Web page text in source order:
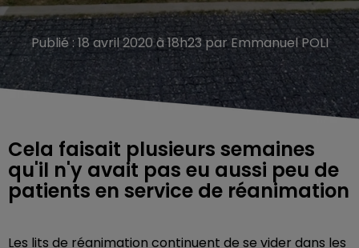
Publié : 18 avril 2020 à 18h23 par Emmanuel POLI
Cela faisait plusieurs semaines
qu'il n'y avait pas eu aussi peu de
patients en service de réanimation
Les lits de réanimation continuent de se vider dans les